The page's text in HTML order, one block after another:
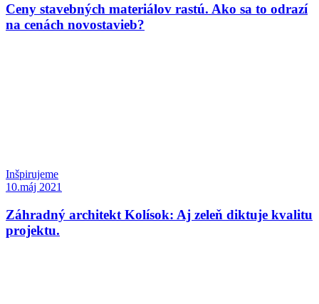
Ceny stavebných materiálov rastú. Ako sa to odrazí
na cenách novostavieb?
Inšpirujeme
10.máj 2021
Záhradný architekt Kolísok: Aj zeleň diktuje kvalitu
projektu.